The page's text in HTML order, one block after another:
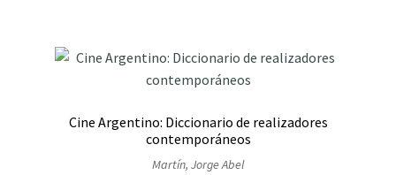
Cine Argentino: Diccionario de realizadores
contemporáneos
Martín, Jorge Abel